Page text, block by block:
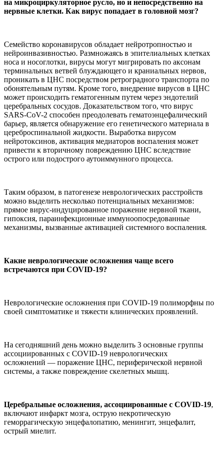
на микроциркуляторное русло, но и непосредственно на
нервные клетки. Как вирус попадает в головной мозг?
Семейство коронавирусов обладает нейротропностью и
нейроинвазивностью. Размножаясь в эпителиальных клетках
носа и носоглотки, вирусы могут мигрировать по аксонам
терминальных ветвей блуждающего и краниальных нервов,
проникать в ЦНС посредством ретроградного транспорта по
обонятельным путям. Кроме того, внедрение вирусов в ЦНС
может происходить гематогенным путем через эндотелий
церебральных сосудов. Доказательством того, что вирус
SARS-CoV-2 способен преодолевать гематоэнцефалический
барьер, является обнаружение его генетического материала в
цереброспинальной жидкости. Выработка вирусом
нейротоксинов, активация медиаторов воспаления может
привести к вторичному повреждению ЦНС вследствие
острого или подострого аутоиммунного процесса.
Таким образом, в патогенезе неврологических расстройств
можно выделить несколько потенциальных механизмов:
прямое вирус-индуцированное поражение нервной ткани,
гипоксия, параинфекционные иммуноопосредованные
механизмы, вызванные активацией системного воспаления.
Какие неврологические осложнения чаще всего
встречаются при COVID-19?
Неврологические осложнения при COVID-19 полиморфны по
своей симптоматике и тяжести клинических проявлений.
На сегодняшний день можно выделить 3 основные группы
ассоциированных с COVID-19 неврологических
осложнений — поражение ЦНС, периферической нервной
системы, а также повреждение скелетных мышц.
Церебральные осложнения, ассоциированные с COVID-19,
включают инфаркт мозга, острую некротическую
геморрагическую энцефалопатию, менингит, энцефалит,
острый миелит.